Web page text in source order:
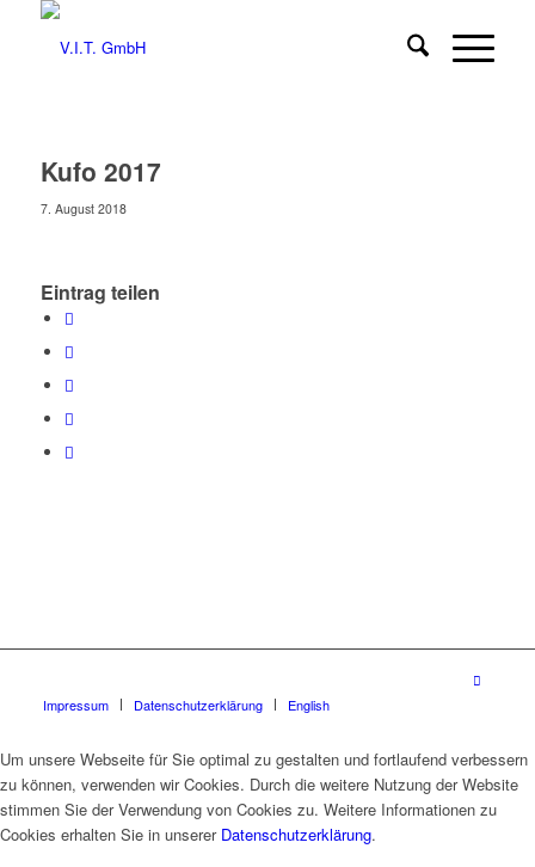
Kufo 2017
7. August 2018
Eintrag teilen
Impressum Datenschutzerklärung English
Um unsere Webseite für Sie optimal zu gestalten und fortlaufend verbessern
zu können, verwenden wir Cookies. Durch die weitere Nutzung der Website
stimmen Sie der Verwendung von Cookies zu. Weitere Informationen zu
Cookies erhalten Sie in unserer Datenschutzerklärung.